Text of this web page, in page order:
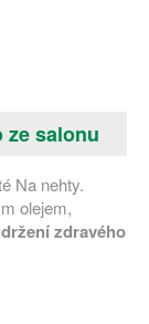
ze salonu
Na nehty.
olejem,
zdravého